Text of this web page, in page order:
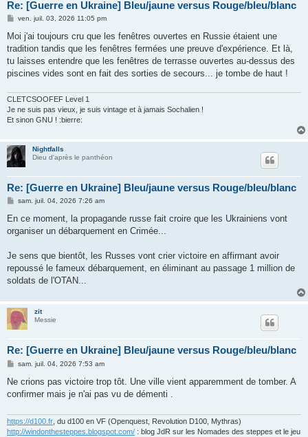
Re: [Guerre en Ukraine] Bleu/jaune versus Rouge/bleu/blanc
M
s
a
g
ven. juil. 03, 2026 11:05 pm
Moi j'ai toujours cru que les fenêtres ouvertes en Russie étaient une
tradition tandis que les fenêtres fermées une preuve d'expérience. Et là,
tu laisses entendre que les fenêtres de terrasse ouvertes au-dessus des
piscines vides sont en fait des sorties de secours... je tombe de haut !
CLETCSOOFEF Level 1
Je ne suis pas vieux, je suis vintage et à jamais Sochalien !
Et sinon GNU ! :bierre:
Nightfalls
Dieu d'après le panthéon
Re: [Guerre en Ukraine] Bleu/jaune versus Rouge/bleu/blanc
M
s
a
sam. juil. 04, 2026 7:26 am
En ce moment, la propagande russe fait croire que les Ukrainiens vont
organiser un débarquement en Crimée...
Je sens que bientôt, les Russes vont crier victoire en affirmant avoir
repoussé le fameux débarquement, en éliminant au passage 1 million de
soldats de l'OTAN...
zit
Messie
Re: [Guerre en Ukraine] Bleu/jaune versus Rouge/bleu/blanc
M
s
a
sam. juil. 04, 2026 7:53 am
Ne crions pas victoire trop tôt. Une ville vient apparemment de tomber. A
confirmer mais je n'ai pas vu de démenti .
https://d100.fr, du d100 en VF (Openquest, Revolution D100, Mythras)
http://windonthesteppes.blogspot.com/ : blog JdR sur les Nomades des steppes et le jeu